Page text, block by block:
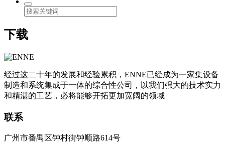
下载
经过这二十年的发展和经验累积，ENNE已经成为一家集设备
制造和系统集成于一体的综合性公司，以我们强大的技术实力
和精湛的工艺，必将能够开拓更加宽阔的领域
联系
广州市番禺区钟村街钟顺路614号